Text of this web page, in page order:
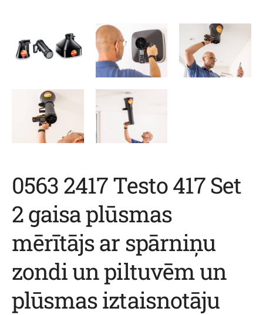
0563 2417 Testo 417 Set
2 gaisa plūsmas
mērītājs ar spārniņu
zondi un piltuvēm un
plūsmas iztaisnotāju